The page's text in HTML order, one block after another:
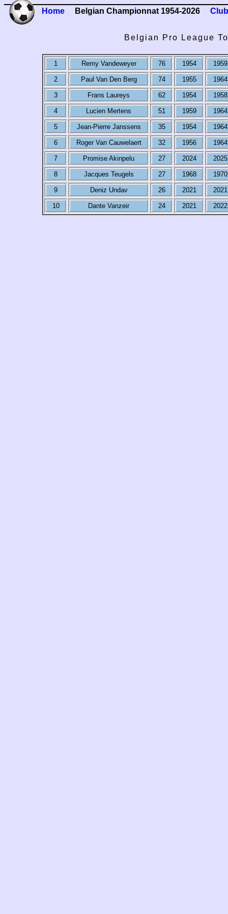
Home Belgian Championnat 1954-2026
Belgian Pro League
1 Remy Vandeweyer 76 1954 1959
2 Paul Van Den Berg 74 1955 1964
3 Frans Laureys 62 1954 1958
4 Lucien Mertens 51 1959 1964
5 Jean-Pierre Janssens 35 1954 1964
6 Roger Van Cauwelaert 32 1956 1964
7 Promise Akinpelu 27 2024 2025
8 Jacques Teugels 27 1968 1970
9 Deniz Undav 26 2021 2021
10 Dante Vanzeir 24 2021 2022